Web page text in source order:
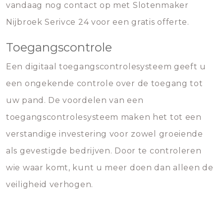
vandaag nog contact op met Slotenmaker
Nijbroek Serivce 24 voor een gratis offerte.
Toegangscontrole
Een digitaal toegangscontrolesysteem geeft u
een ongekende controle over de toegang tot
uw pand. De voordelen van een
toegangscontrolesysteem maken het tot een
verstandige investering voor zowel groeiende
als gevestigde bedrijven. Door te controleren
wie waar komt, kunt u meer doen dan alleen de
veiligheid verhogen.